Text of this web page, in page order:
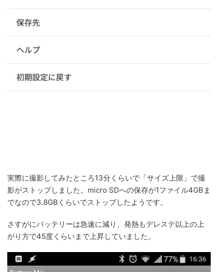
実際に撮影してみたところ13分くらいで「サイズ上限」で撮
影がストップしました。micro SDへの保存が1ファイル4GBま
でなので3.8GBくらいでストップしたようです。
さすがにバッテリーは急速に減り、発熱もデレステ以上の上
がり方で45度くらいまで上昇していました。